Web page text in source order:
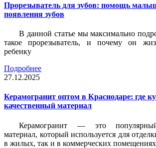
Прорезыватель для зубов: помощь
появления зубов
В данной статье мы максимально
такое прорезыватель, и почему он
ребенку
Подробнее
27.12.2025
Керамогранит оптом в Краснодаре: где
качественный материал
Керамогранит — это
материал, который используется для
в жилых, так и в коммерческих помещениях